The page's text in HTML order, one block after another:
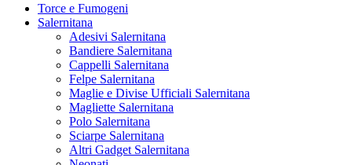
Torce e Fumogeni
Salernitana
Adesivi Salernitana
Bandiere Salernitana
Cappelli Salernitana
Felpe Salernitana
Maglie e Divise Ufficiali Salernitana
Magliette Salernitana
Polo Salernitana
Sciarpe Salernitana
Altri Gadget Salernitana